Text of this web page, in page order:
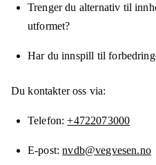
Trenger du alternativ til
utformet?
Har du innspill til
Du kontakter oss via:
Telefon +4722073000
E-post nvdb@vegvesen.no